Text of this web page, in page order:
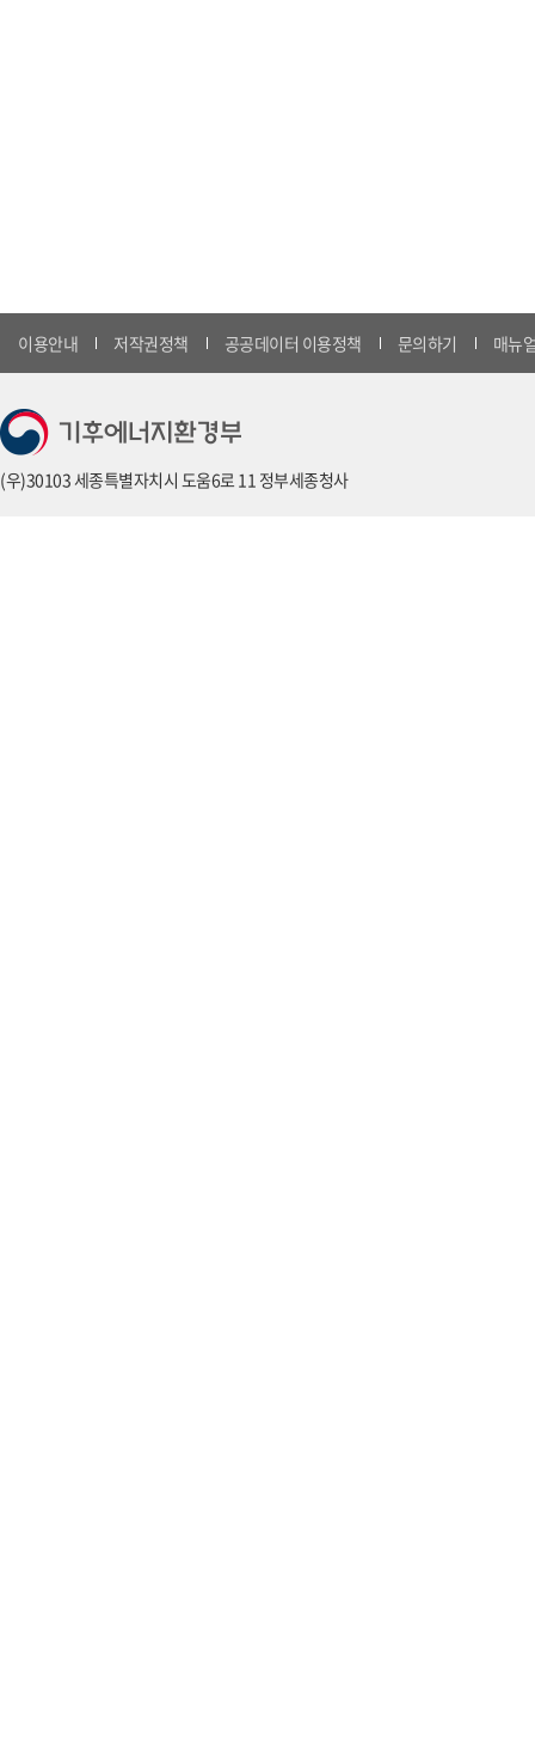
이용안내 저작권정책 공공데이터 이용정책 문의하기 매뉴
(우)30103 세종특별자치시 도움6로 11 정부세종청사